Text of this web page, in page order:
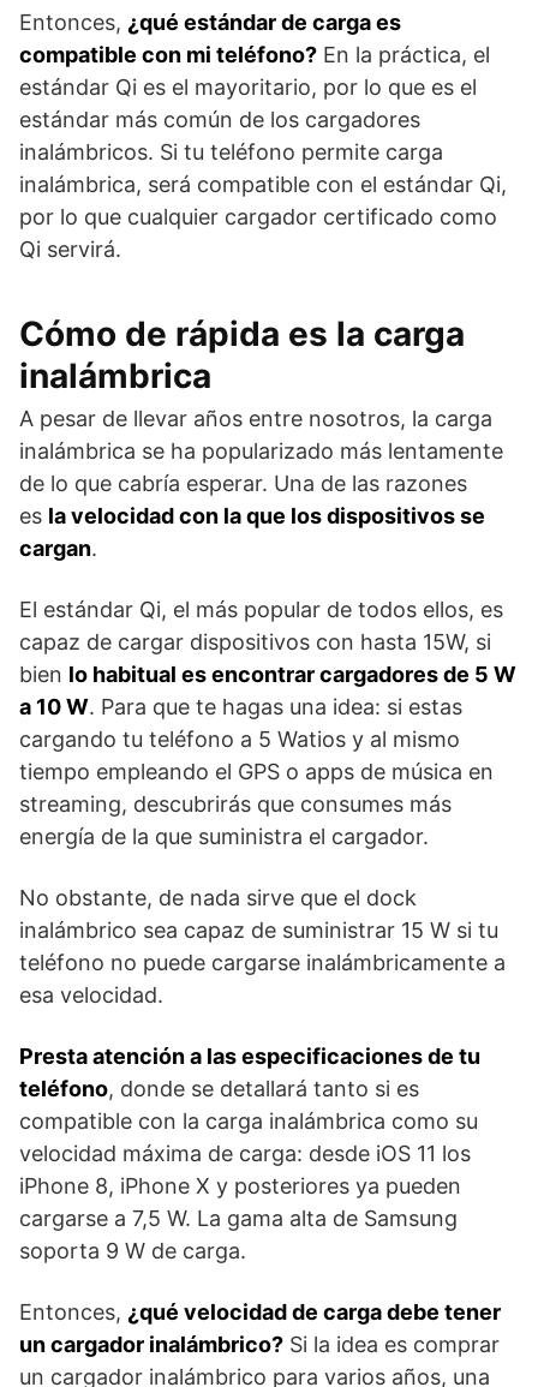
Entonces, ¿qué estándar de carga es
compatible con mi teléfono? En la práctica, el
estándar Qi es el mayoritario, por lo que es el
estándar más común de los cargadores
inalámbricos. Si tu teléfono permite carga
inalámbrica, será compatible con el estándar Qi,
por lo que cualquier cargador certificado como
Qi servirá.
Cómo de rápida es la carga
inalámbrica
A pesar de llevar años entre nosotros, la carga
inalámbrica se ha popularizado más lentamente
de lo que cabría esperar. Una de las razones
es la velocidad con la que los dispositivos se
cargan.
El estándar Qi, el más popular de todos ellos, es
capaz de cargar dispositivos con hasta 15W, si
bien lo habitual es encontrar cargadores de 5 W
a 10 W. Para que te hagas una idea: si estas
cargando tu teléfono a 5 Watios y al mismo
tiempo empleando el GPS o apps de música en
streaming, descubrirás que consumes más
energía de la que suministra el cargador.
No obstante, de nada sirve que el dock
inalámbrico sea capaz de suministrar 15 W si tu
teléfono no puede cargarse inalámbricamente a
esa velocidad.
Presta atención a las especificaciones de tu
teléfono, donde se detallará tanto si es
compatible con la carga inalámbrica como su
velocidad máxima de carga: desde iOS 11 los
iPhone 8, iPhone X y posteriores ya pueden
cargarse a 7,5 W. La gama alta de Samsung
soporta 9 W de carga.
Entonces, ¿qué velocidad de carga debe tener
un cargador inalámbrico? Si la idea es comprar
un cargador inalámbrico para varios años, una